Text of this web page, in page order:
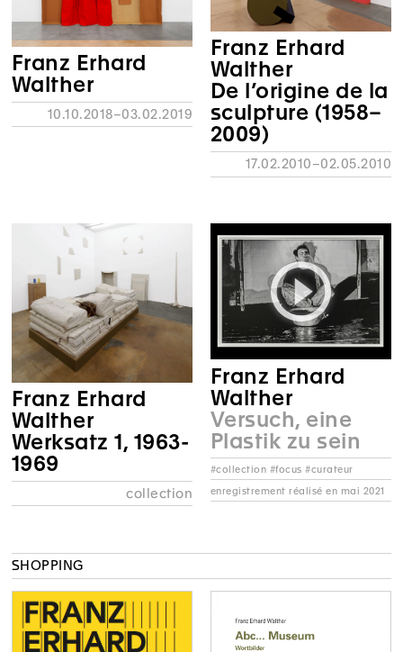
Franz Erhard
Walther
10.10.2018–03.02.2019
Franz Erhard
Walther
De l’origine de la
sculpture (1958–
2009)
17.02.2010–02.05.2010
Franz Erhard
Walther
Werksatz 1, 1963-
1969
collection
Franz Erhard
Walther
Versuch, eine
Plastik zu sein
#collection #focus #curateur
enregistrement réalisé en mai 2021
SHOPPING